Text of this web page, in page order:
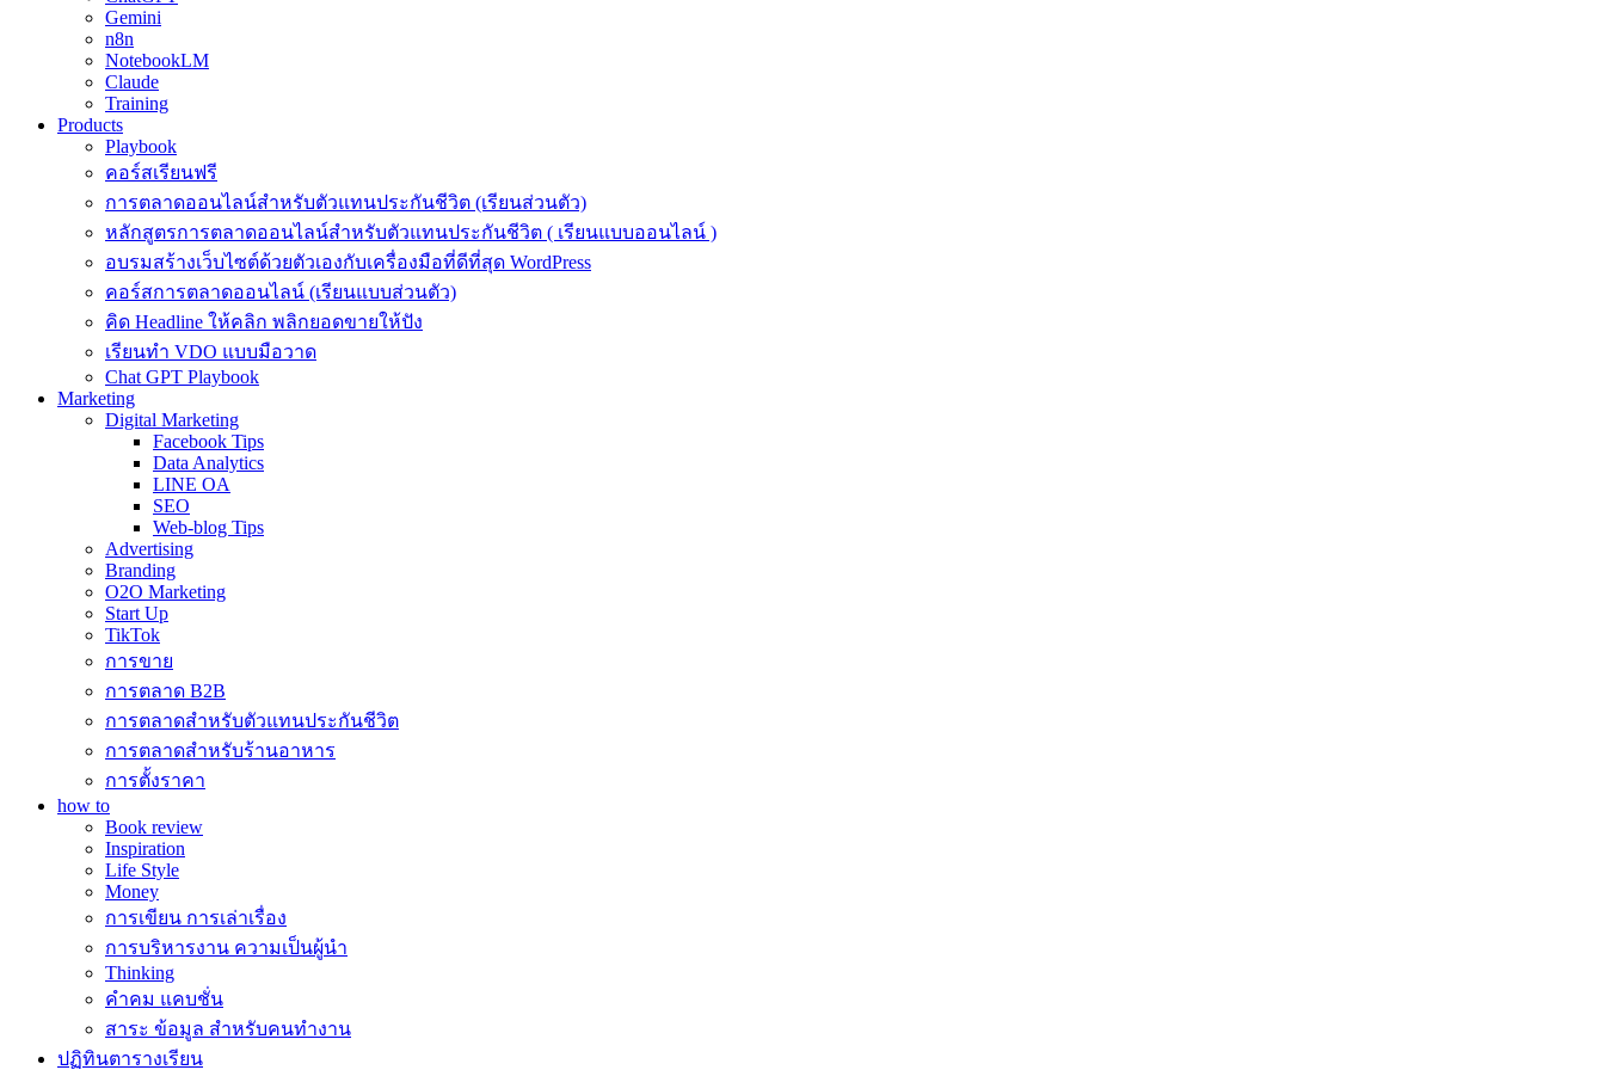
Gemini
n8n
NotebookLM
Claude
Training
Products
Playbook
คอร์สเรียนฟรี
การตลาดออนไลน์สำหรับตัวแทนประกันชีวิต (เรียนส่วนตัว)
หลักสูตรการตลาดออนไลน์สำหรับตัวแทนประกันชีวิต ( เรียนแบบออนไลน์ )
อบรมสร้างเว็บไซต์ด้วยตัวเองกับเครื่องมือที่ดีที่สุด WordPress
คอร์สการตลาดออนไลน์ (เรียนแบบส่วนตัว)
คิด Headline ให้คลิก พลิกยอดขายให้ปัง
เรียนทำ VDO แบบมือวาด
Chat GPT Playbook
Marketing
Digital Marketing
Facebook Tips
Data Analytics
LINE OA
SEO
Web-blog Tips
Advertising
Branding
O2O Marketing
Start Up
TikTok
การขาย
การตลาด B2B
การตลาดสำหรับตัวแทนประกันชีวิต
การตลาดสำหรับร้านอาหาร
การตั้งราคา
how to
Book review
Inspiration
Life Style
Money
การเขียน การเล่าเรื่อง
การบริหารงาน ความเป็นผู้นำ
Thinking
คำคม แคบชั่น
สาระ ข้อมูล สำหรับคนทำงาน
ปฏิทินตารางเรียน